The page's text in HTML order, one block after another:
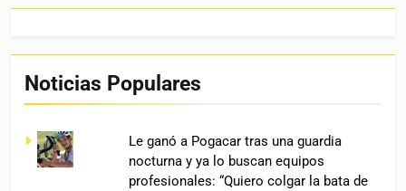
Noticias Populares
Le ganó a Pogacar tras una guardia
nocturna y ya lo buscan equipos
profesionales: “Quiero colgar la bata de